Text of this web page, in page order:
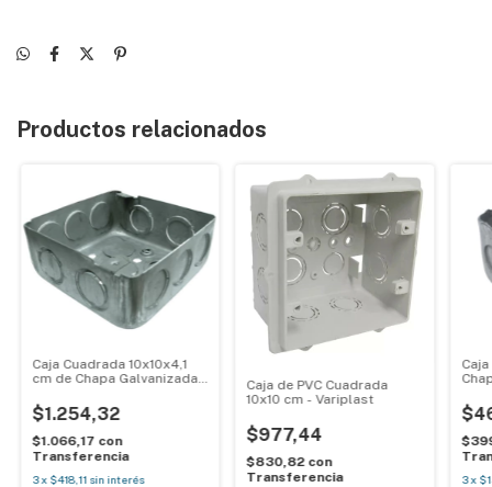
Productos relacionados
Caja Cuadrada 10x10x4,1
cm de Chapa Galvanizada -
$1.254,32
$1.066,17 con
Transferencia
3x $418,11 sin interés
Caja de PVC Cuadrada
10x10 cm - Variplast
$977,44
$830,82 con
Transferencia
3x